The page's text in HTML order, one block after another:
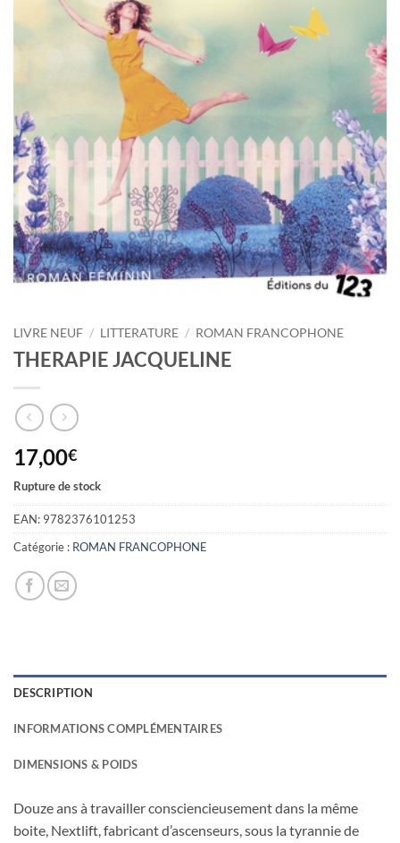
LIVRE NEUF / LITTERATURE / ROMAN FRANCOPHONE
THERAPIE JACQUELINE
17,00€
Rupture de stock
EAN: 9782376101253
Catégorie : ROMAN FRANCOPHONE
DESCRIPTION
INFORMATIONS COMPLÉMENTAIRES
DIMENSIONS & POIDS
Douze ans à travailler consciencieusement dans la même
boite, Nextlift, fabricant d’ascenseurs, sous la tyrannie de